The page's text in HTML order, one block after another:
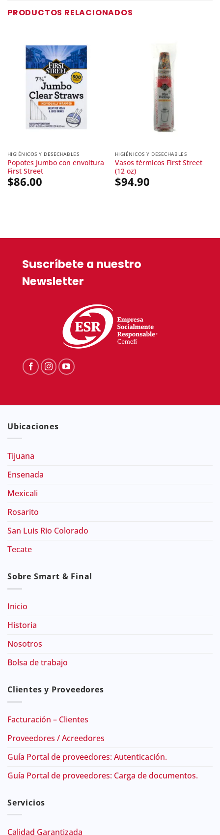
PRODUCTOS RELACIONADOS
HIGIÉNICOS Y DESECHABLES
Popotes Jumbo con envoltura
First Street
$86.00
HIGIÉNICOS Y DESECHABLES
Vasos térmicos First Street
(12 oz)
$94.90
Suscríbete a nuestro
Newsletter
Ubicaciones
Tijuana
Ensenada
Mexicali
Rosarito
San Luis Rio Colorado
Tecate
Sobre Smart & Final
Inicio
Historia
Nosotros
Bolsa de trabajo
Clientes y Proveedores
Facturación – Clientes
Proveedores / Acreedores
Guía Portal de proveedores: Autenticación.
Guía Portal de proveedores: Carga de documentos.
Servicios
Calidad Garantizada